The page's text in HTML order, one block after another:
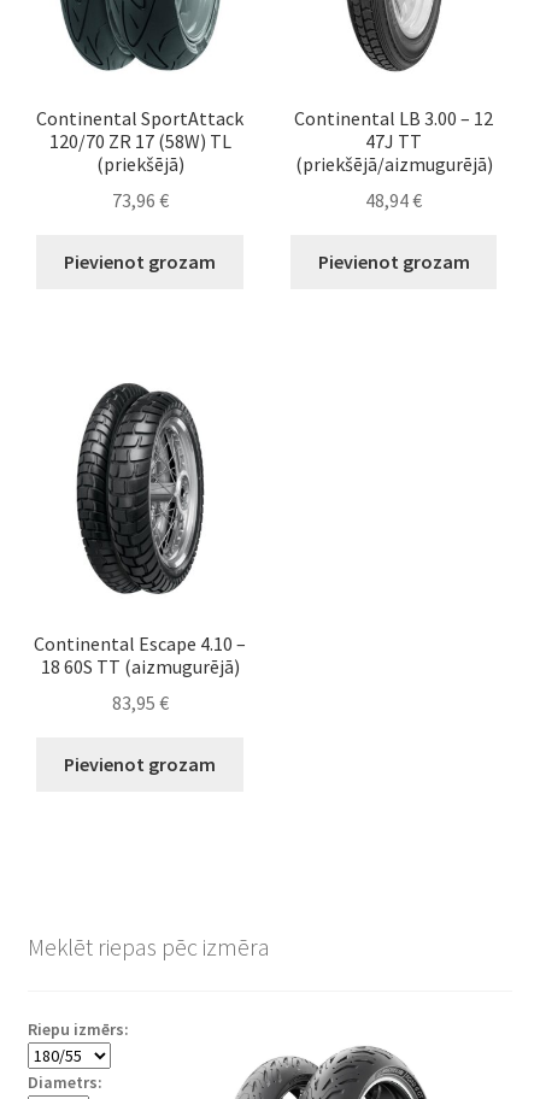
Continental SportAttack
120/70 ZR 17 (58W) TL
(priekšējā)
73,96 €
Pievienot grozam
Continental LB 3.00 – 12
47J TT
(priekšējā/aizmugurējā)
48,94€
Pievienot grozam
Continental Escape 4.10 –
18 60S TT (aizmugurējā)
83,95 €
Pievienot grozam
Meklēt riepas pēc izmēra
Riepu izmērs:
Diametrs: